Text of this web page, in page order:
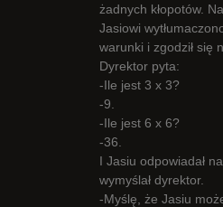
żadnych kłopotów.
Jasiowi
warunki i zgodził się
Dyrektor pyta:
-Ile jest 3 x 3?
-9.
-Ile jest 6 x 6?
-36.
I Jasiu odpowiadał
wymyślał dyrektor.
-Myślę, że Jasiu